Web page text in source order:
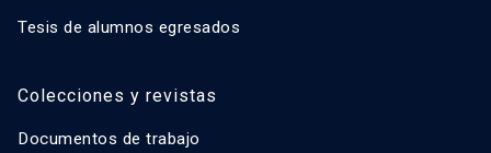
Tesis de alumnos egresados
Colecciones y revistas
Documentos de trabajo